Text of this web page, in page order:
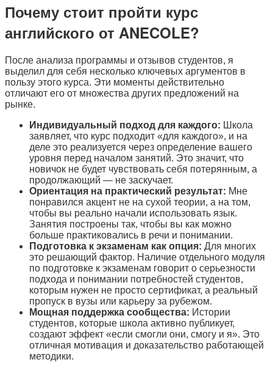
Почему стоит пройти курс
английского от ANECOLE?
После анализа программы и отзывов студентов, я
выделил для себя несколько ключевых аргументов в
пользу этого курса. Эти моменты действительно
отличают его от множества других предложений на
рынке.
Индивидуальный подход для каждого: Школа
заявляет, что курс подходит «для каждого», и на
деле это реализуется через определение вашего
уровня перед началом занятий. Это значит, что
новичок не будет чувствовать себя потерянным, а
продолжающий — не заскучает.
Ориентация на практический результат: Мне
понравился акцент не на сухой теории, а на том,
чтобы вы реально начали использовать язык.
Занятия построены так, чтобы вы как можно
больше практиковались в речи и понимании.
Подготовка к экзаменам как опция: Для многих
это решающий фактор. Наличие отдельного модуля
по подготовке к экзаменам говорит о серьезности
подхода и понимании потребностей студентов,
которым нужен не просто сертификат, а реальный
пропуск в вузы или карьеру за рубежом.
Мощная поддержка сообщества: Истории
студентов, которые школа активно публикует,
создают эффект «если смогли они, смогу и я». Это
отличная мотивация и доказательство работающей
методики.